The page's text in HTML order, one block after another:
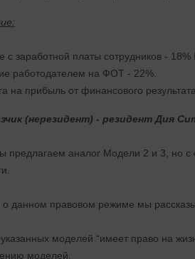
с заработной платы сотрудников -
работодателем на ФОТ - 22%.
на прибыль от финансового
(нерезидент) - резидент Дия
предлагаем аналог Модели 2 и 3, но
о данном правовом режиме мы
моделей “имеет право на
моделей.